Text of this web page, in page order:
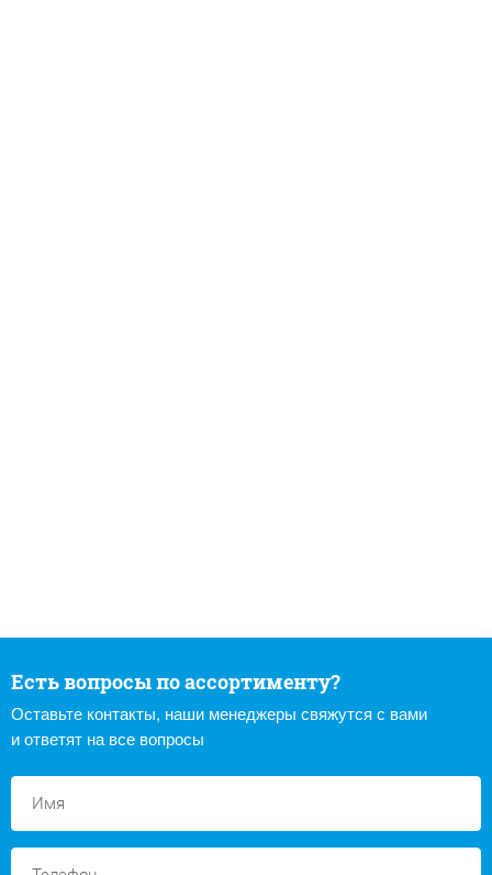
Есть вопросы по ассортименту?
Оставьте контакты, наши менеджеры свяжутся с вами
и ответят на все вопросы